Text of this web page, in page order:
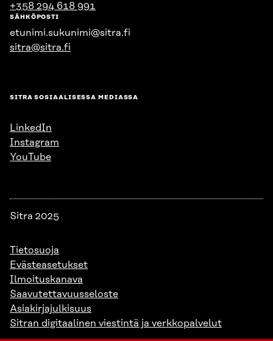
+358 294 618 991
SÄHKÖPOSTI
etunimi.sukunimi@sitra.fi
sitra@sitra.fi
SITRA SOSIAALISESSA MEDIASSA
LinkedIn
Instagram
YouTube
Sitra 2025
Tietosuoja
Evästeasetukset
Ilmoituskanava
Saavutettavuusseloste
Asiakirjajulkisuus
Sitran digitaalinen viestintä ja verkkopalvelut